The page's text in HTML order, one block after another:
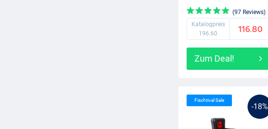
(97 Reviews)
Katalogpreis
196.60
116.80
Zum Deal!
-18%
Fischtival Sale